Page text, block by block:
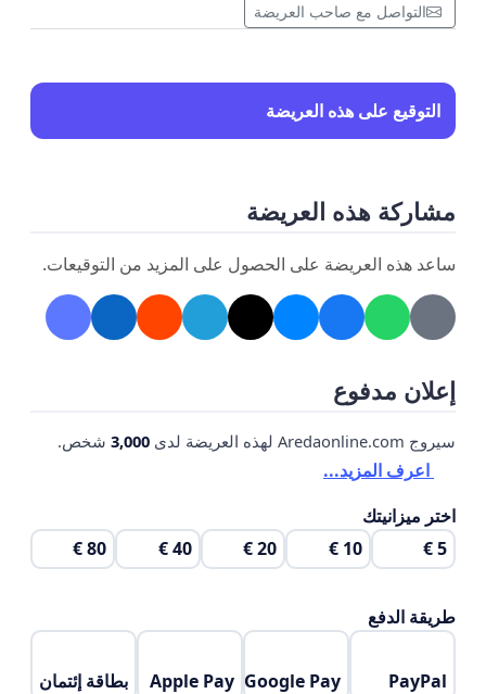
-تأخر نتائج ماجستير دفعة 2020 دورة تدارك
أبحاث الطلبة
مع رغبتنا في مزيد البحث وإضافة النجاعة على مذكرات
التواصل مع صاحب العريضة
التوقيع على هذه العريضة
مشاركة هذه العريضة
ساعد هذه العريضة على الحصول على المزيد من التوقيعات.
إعلان مدفوع
سيروج Aredaonline.com لهذه العريضة لدى 3,000 شخص.
اعرف المزيد...
اختر ميزانيتك
5 €
10 €
20 €
40 €
80 €
طريقة الدفع
PayPal
Google Pay
Apple Pay بطاقة إئتمان